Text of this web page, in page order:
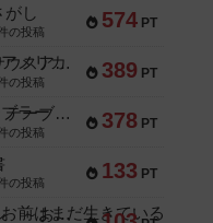
574 PT
がし
の投稿
389 PT
リワイルド：サウスアメリカ
の投稿
378 PT
アンダー・ザ・テーブラー
の投稿
133 PT
の投稿
セミファイナル ～お前はまだ生きている～